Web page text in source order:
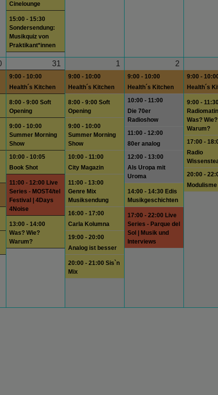
Cinelounge
15:00 - 15:30
Sondersendung:
Musikquiz von
Praktikant*innen
31
9:00 - 10:00
Health´s Kitchen
8:00 - 9:00 Soft
Opening
9:00 - 10:00
Summer Morning
Show
10:00 - 10:05
Book Shot
11:00 - 12:00 Live
Series - MOST4/tel
Festival | 4Days
4Noise
13:00 - 14:00
Was? Wie?
Warum?
1
9:00 - 10:00
Health´s Kitchen
8:00 - 9:00 Soft
Opening
9:00 - 10:00
Summer Morning
Show
10:00 - 11:00
City Magazin
11:00 - 13:00
Genre Mix
Musiksendung
16:00 - 17:00
Carla Kolumna
19:00 - 20:00
Analog ist besser
20:00 - 21:00 Sis`n
Mix
2
9:00 - 10:00
Health´s Kitchen
10:00 - 11:00
Die 70er
Radioshow
11:00 - 12:00
80er analog
12:00 - 13:00
Als Uropa mit
Uroma
14:00 - 14:30 Edis
Musikgeschichten
17:00 - 22:00 Live
Series - Parque del
Sol | Musik und
Interviews
9:00 -
Health´s
9:00 - 11:30
Was? Wie?
Warum?
17:00 -
Radio
20:00 -
Modulisme